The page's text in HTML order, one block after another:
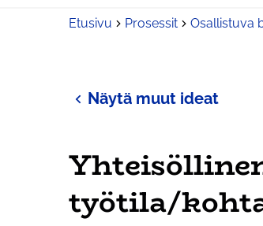
Etusivu Prosessit Osallistuva
Näytä muut ideat
työtila/